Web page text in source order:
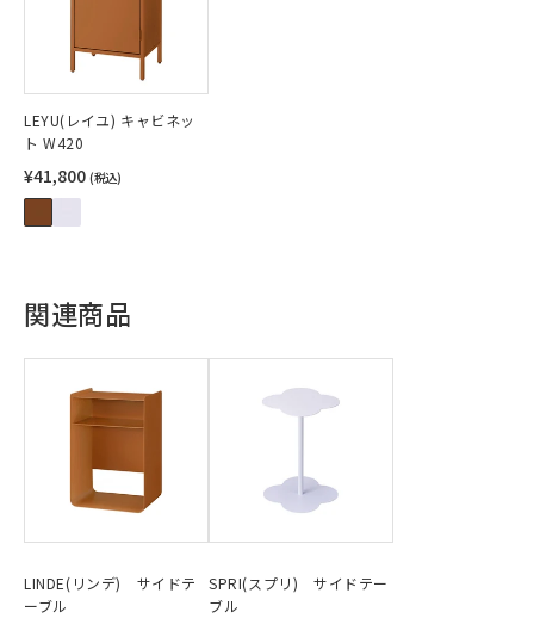
LEYU(レイユ) キャビネッ
ト W420
¥41,800 (税込)
関連商品
LINDE(リンデ) サイドテ
ーブル
SPRI(スプリ) サイドテー
ブル